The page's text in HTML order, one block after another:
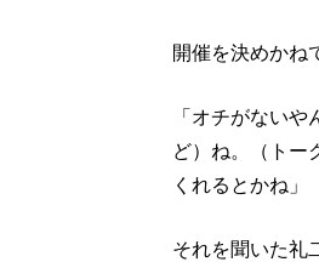
開催を決めかね
「オチがない
ど）ね。（ト
くれるとかね」
それを聞いた礼